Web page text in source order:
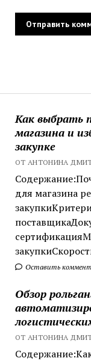
Как выбрать
магазина и
закупке
ОТ АНТОНИНА
для магазина
Оставить
Обзор
ОТ АНТОНИНА